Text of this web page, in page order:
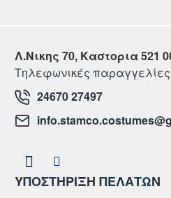
Λ.Νικης 70, Καστορια 521
Τηλεφωνικές παραγγελίες
24670 27497
ΥΠΟΣΤΗΡΙΞΗ ΠΕΛΑΤΩΝ